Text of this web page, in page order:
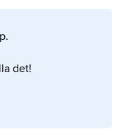
grönsaker.
annat
och fårskötsel
det!